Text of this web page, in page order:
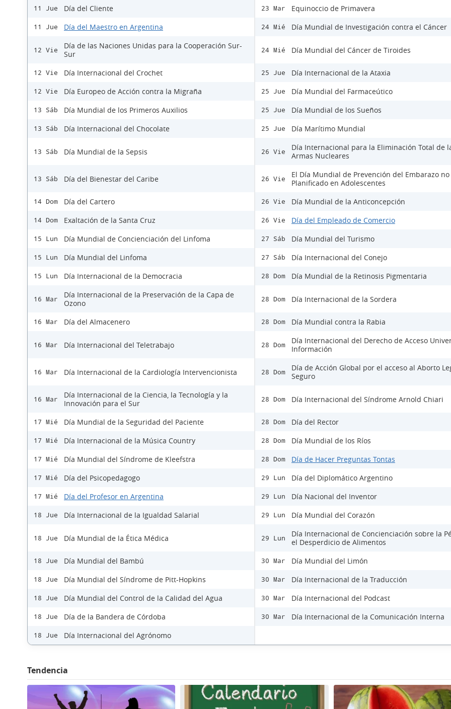
11 Jue Día del Cliente
11 Jue Día del Maestro en Argentina
12 Vie
Día de las Naciones Unidas para la Cooperación Sur-
Sur
12 Vie Día Internacional del Crochet
12 Vie Día Europeo de Acción contra la Migraña
13 Sáb Día Mundial de los Primeros Auxilios
13 Sáb Día Internacional del Chocolate
13 Sáb Día Mundial de la Sepsis
13 Sáb Día del Bienestar del Caribe
14 Dom Día del Cartero
14 Dom Exaltación de la Santa Cruz
15 Lun Día Mundial de Concienciación del Linfoma
15 Lun Día Mundial del Linfoma
15 Lun Día Internacional de la Democracia
16 Mar
Día Internacional de la Preservación de la Capa de
Ozono
16 Mar Día del Almacenero
16 Mar Día Internacional del Teletrabajo
16 Mar Día Internacional de la Cardiología Intervencionista
16 Mar
Día Internacional de la Ciencia, la Tecnología y la
Innovación para el Sur
17 Mié Día Mundial de la Seguridad del Paciente
17 Mié Día Internacional de la Música Country
17 Mié Día Mundial del Síndrome de Kleefstra
17 Mié Día del Psicopedagogo
17 Mié Día del Profesor en Argentina
18 Jue Día Internacional de la Igualdad Salarial
18 Jue Día Mundial de la Ética Médica
18 Jue Día Mundial del Bambú
18 Jue Día Mundial del Síndrome de Pitt-Hopkins
18 Jue Día Mundial del Control de la Calidad del Agua
18 Jue Día de la Bandera de Córdoba
18 Jue Día Internacional del Agrónomo
23 Mar Equinoccio de Primavera
24 Mié Día Mundial de Investigación contra el Cáncer
24 Mié Día Mundial del Cáncer de Tiroides
25 Jue Día Internacional de la Ataxia
25 Jue Día Mundial del Farmaceútico
25 Jue Día Mundial de los Sueños
25 Jue Día Marítimo Mundial
26 Vie
Día Internacional para la Eliminación Total de
Armas Nucleares
26 Vie
El Día Mundial de Prevención del Embarazo no
Planificado en Adolescentes
26 Vie Día Mundial de la Anticoncepción
26 Vie Día del Empleado de Comercio
27 Sáb Día Mundial del Turismo
27 Sáb Día Internacional del Conejo
28 Dom Día Mundial de la Retinosis Pigmentaria
28 Dom Día Internacional de la Sordera
28 Dom Día Mundial contra la Rabia
28 Dom
Día Internacional del Derecho de Acceso
Información
28 Dom
Día de Acción Global por el acceso al Aborto
Seguro
28 Dom Día Internacional del Síndrome Arnold Chiari
28 Dom Día del Rector
28 Dom Día Mundial de los Ríos
28 Dom Día de Hacer Preguntas Tontas
29 Lun Día del Diplomático Argentino
29 Lun Día Nacional del Inventor
29 Lun Día Mundial del Corazón
29 Lun
Día Internacional de Concienciación sobre la
el Desperdicio de Alimentos
30 Mar Día Mundial del Limón
30 Mar Día Internacional de la Traducción
30 Mar Día Internacional del Podcast
30 Mar Día Internacional de la Comunicación Interna
Tendencia